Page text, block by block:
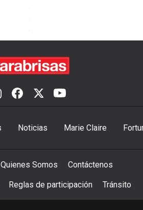
Noticias Marie Claire
Quienes Somos Contáctenos
Reglas de participación Tránsito